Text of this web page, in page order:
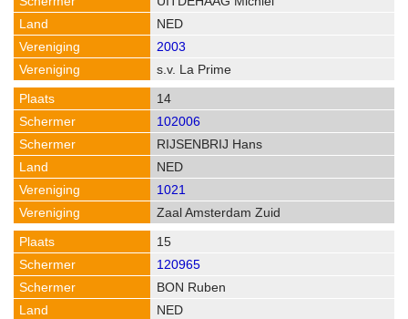
NED
2003
s.v. La Prime
14
102006
RIJSENBRIJ Hans
NED
1021
Zaal Amsterdam Zuid
15
120965
BON Ruben
NED